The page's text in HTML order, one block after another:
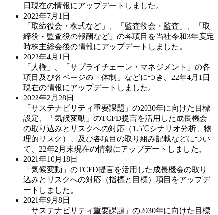
日現在の情報にアップデートしました。
2022年7月1日
「取締役会・株式など」、「監査役会・監査」、「取
締役・監査役の報酬など」の各項目を当社令和3年度定
時株主総会後の情報にアップデートしました。
2022年4月1日
「人権」、「サプライチェーン・マネジメント」の各
項目及び各ページの「体制」などにつき、22年4月1日
現在の情報にアップデートしました。
2022年2月28日
「サステナビリティ重要課題」の2030年に向けた目標
設定、「気候変動」のTCFD提言を活用した成長機会
の取り込みとリスクへの対応（1.5℃シナリオ分析、物
理的リスク）、及び各項目の取り組み記載などについ
て、22年2月末現在の情報にアップデートしました。
2021年10月18日
「気候変動」のTCFD提言を活用した成長機会の取り
込みとリスクへの対応（指標と目標）項目をアップデ
ートしました。
2021年9月8日
「サステナビリティ重要課題」の2030年に向けた目標